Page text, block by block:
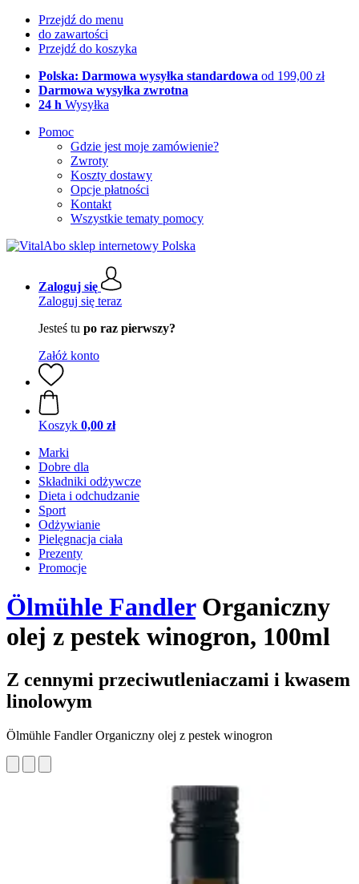
Przejdź do menu
do zawartości
Przejdź do koszyka
Polska: Darmowa wysyłka standardowa od 199,00 zł
Darmowa wysyłka zwrotna
24 h Wysyłka
Pomoc
Gdzie jest moje zamówienie?
Zwroty
Koszty dostawy
Opcje płatności
Kontakt
Wszystkie tematy pomocy
Zaloguj się
Zaloguj się teraz
Jesteś tu po raz pierwszy?
Załóż konto
Koszyk 0,00 zł
Marki
Dobre dla
Składniki odżywcze
Dieta i odchudzanie
Sport
Odżywianie
Pielęgnacja ciała
Prezenty
Promocje
Ölmühle FandlerOrganiczny
olej z pestek winogron, 100ml
Z cennymi przeciwutleniaczami i kwasem
linolowym
Ölmühle Fandler Organiczny olej z pestek winogron